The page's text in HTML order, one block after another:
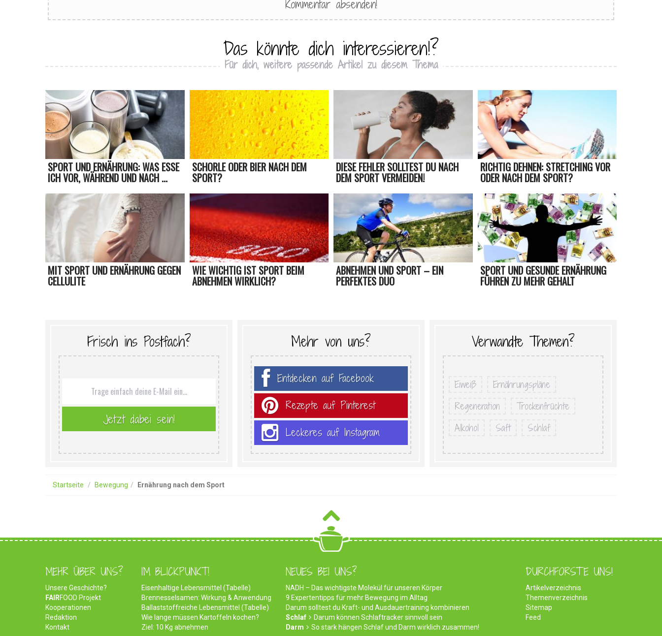
Das könnte dich interessieren!?
Für dich, weitere passende Artikel zu diesem Thema
SPORT UND ERNÄHRUNG: WAS ESSE
ICH VOR, WÄHREND UND NACH ...
SCHORLE ODER BIER NACH DEM
SPORT?
DIESE FEHLER SOLLTEST DU NACH
DEM SPORT VERMEIDEN!
RICHTIG DEHNEN: STRETCHING VOR
ODER NACH DEM SPORT?
MIT SPORT UND ERNÄHRUNG GEGEN
CELLULITE
WIE WICHTIG IST SPORT BEIM
ABNEHMEN WIRKLICH?
ABNEHMEN UND SPORT – EIN
PERFEKTES DUO
SPORT UND GESUNDE ERNÄHRUNG
FÜHREN ZU MEHR GEHALT
Frisch ins Postfach? Mehr von uns?
Entdecken auf Facebook
Rezepte auf Pinterest
Leckeres auf Instagram
Verwandte Themen?
Eiweiß
Ernährungspläne
Regeneration
Trockenfrüchte
Alkohol
Saft Schlaf
Startseite Bewegung Ernährung nach dem Sport
MEHR ÜBER UNS?
Unsere Geschichte?
FAIRFOOD Projekt
Kooperationen
Redaktion
Kontakt
IM BLICKPUNKT!
Eisenhaltige Lebensmittel (Tabelle)
Brennesselsamen: Wirkung & Anwendung
Ballaststoffreiche Lebensmittel (Tabelle)
Wie lange müssen Kartoffeln kochen?
Ziel: 10 Kg abnehmen
NEUES BEI UNS?
NADH – Das wichtigste Molekül für unseren Körper
9 Expertentipps für mehr Bewegung im Alltag
Darum solltest du Kraft- und Ausdauertraining kombinieren
Schlaf
Darum können Schlaftracker sinnvoll sein
Darm
So stark hängen Schlaf und Darm wirklich zusammen!
DURCHFORSTE UNS!
Artikelverzeichnis
Themenverzeichnis
Sitemap
Feed